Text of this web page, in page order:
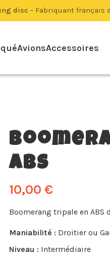
disc - Fabriquant français
AvionsAccessoires
Abs
10,00 €
Boomerang tripale en
Maniabilité : Droitier ou
Niveau : Intermédiaire